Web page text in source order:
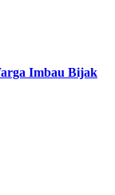
Imbau Bijak